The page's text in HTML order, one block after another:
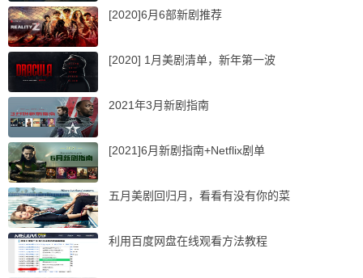
[2020]6月6部新剧推荐
[2020] 1月美剧清单，新年第一波
2021年3月新剧指南
[2021]6月新剧指南+Netflix剧单
五月美剧回归月，看看有没有你的菜
利用百度网盘在线观看方法教程